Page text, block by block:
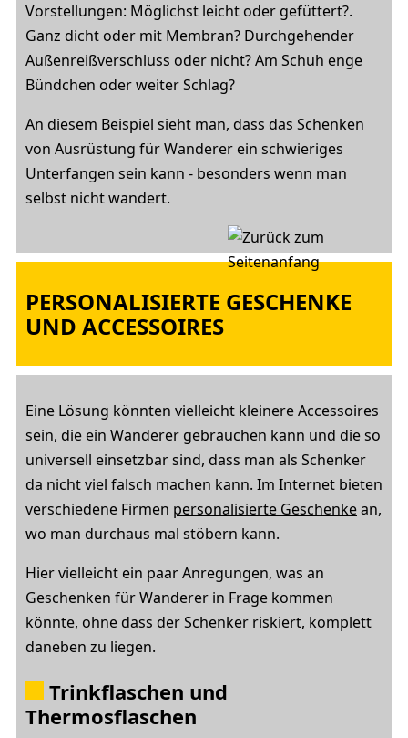
Vorstellungen: Möglichst leicht oder gefüttert?.
Ganz dicht oder mit Membran? Durchgehender
Außenreißverschluss oder nicht? Am Schuh enge
Bündchen oder weiter Schlag?
An diesem Beispiel sieht man, dass das Schenken
von Ausrüstung für Wanderer ein schwieriges
Unterfangen sein kann - besonders wenn man
selbst nicht wandert.
PERSONALISIERTE GESCHENKE
UND ACCESSOIRES
Eine Lösung könnten vielleicht kleinere Accessoires
sein, die ein Wanderer gebrauchen kann und die so
universell einsetzbar sind, dass man als Schenker
da nicht viel falsch machen kann. Im Internet bieten
verschiedene Firmen personalisierte Geschenkean,
wo man durchaus mal stöbern kann.
Hier vielleicht ein paar Anregungen, was an
Geschenken für Wanderer in Frage kommen
könnte, ohne dass der Schenker riskiert, komplett
daneben zu liegen.
Trinkflaschen und
Thermosflaschen